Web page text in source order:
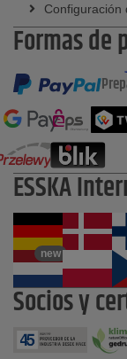
Configuración
Formas de
ESSKA
new
Socios y